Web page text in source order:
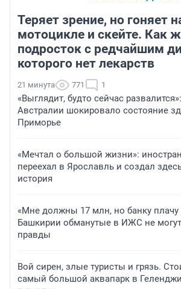
Теряет зрение, но гоняет
мотоцикле и скейте. Как
подросток с редчайшим
которого нет лекарств
21 минута 771 1
«Выглядит, будто сейчас
Австралии шокировало состояние
Приморье
«Мечтал о большой жизни»:
переехал в Ярославль и создал
история
«Мне должны 17 млн, но банку плачу
Башкирии обманутые в ИЖС не
правды
Вой сирен, злые туристы и грязь.
самый большой аквапарк в